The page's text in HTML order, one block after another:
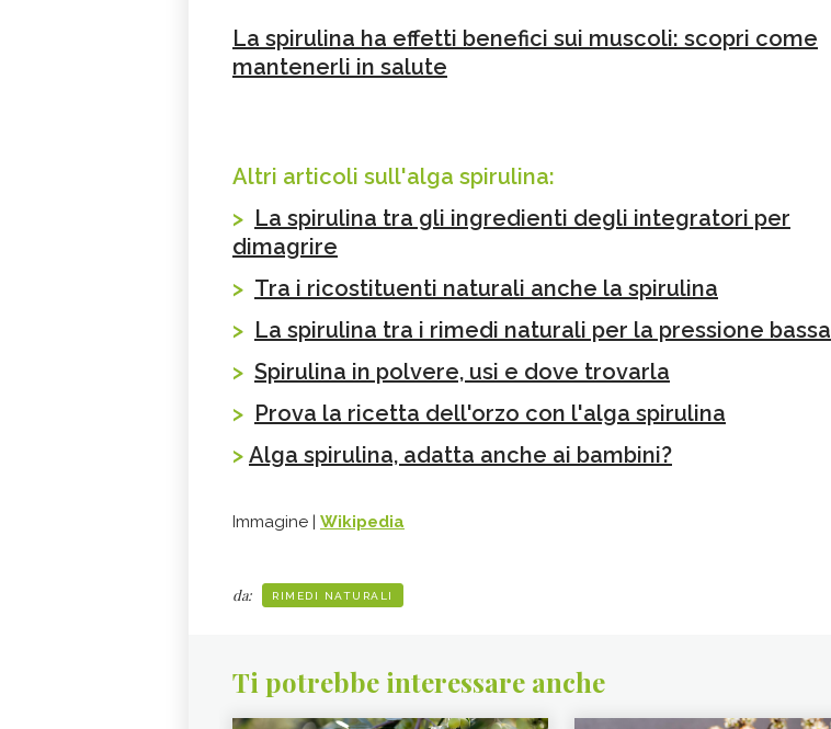
La spirulina ha effetti benefici sui muscoli: scopri come
mantenerli in salute
Altri articoli sull'alga spirulina:
> La spirulina tra gli ingredienti degli integratori per
dimagrire
> Tra i ricostituenti naturali anche la spirulina
> La spirulina tra i rimedi naturali per la pressione bassa
> Spirulina in polvere, usi e dove trovarla
> Prova la ricetta dell'orzo con l'alga spirulina
> Alga spirulina, adatta anche ai bambini?
Immagine | Wikipedia
da: RIMEDI NATURALI
Ti potrebbe interessare anche